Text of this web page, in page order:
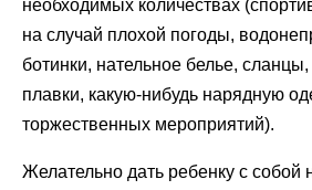
необходимых количествах
на случай плохой погоды,
ботинки, нательное белье,
плавки, какую-нибудь нарядную
торжественных мероприятий).
Желательно дать ребенку с собой